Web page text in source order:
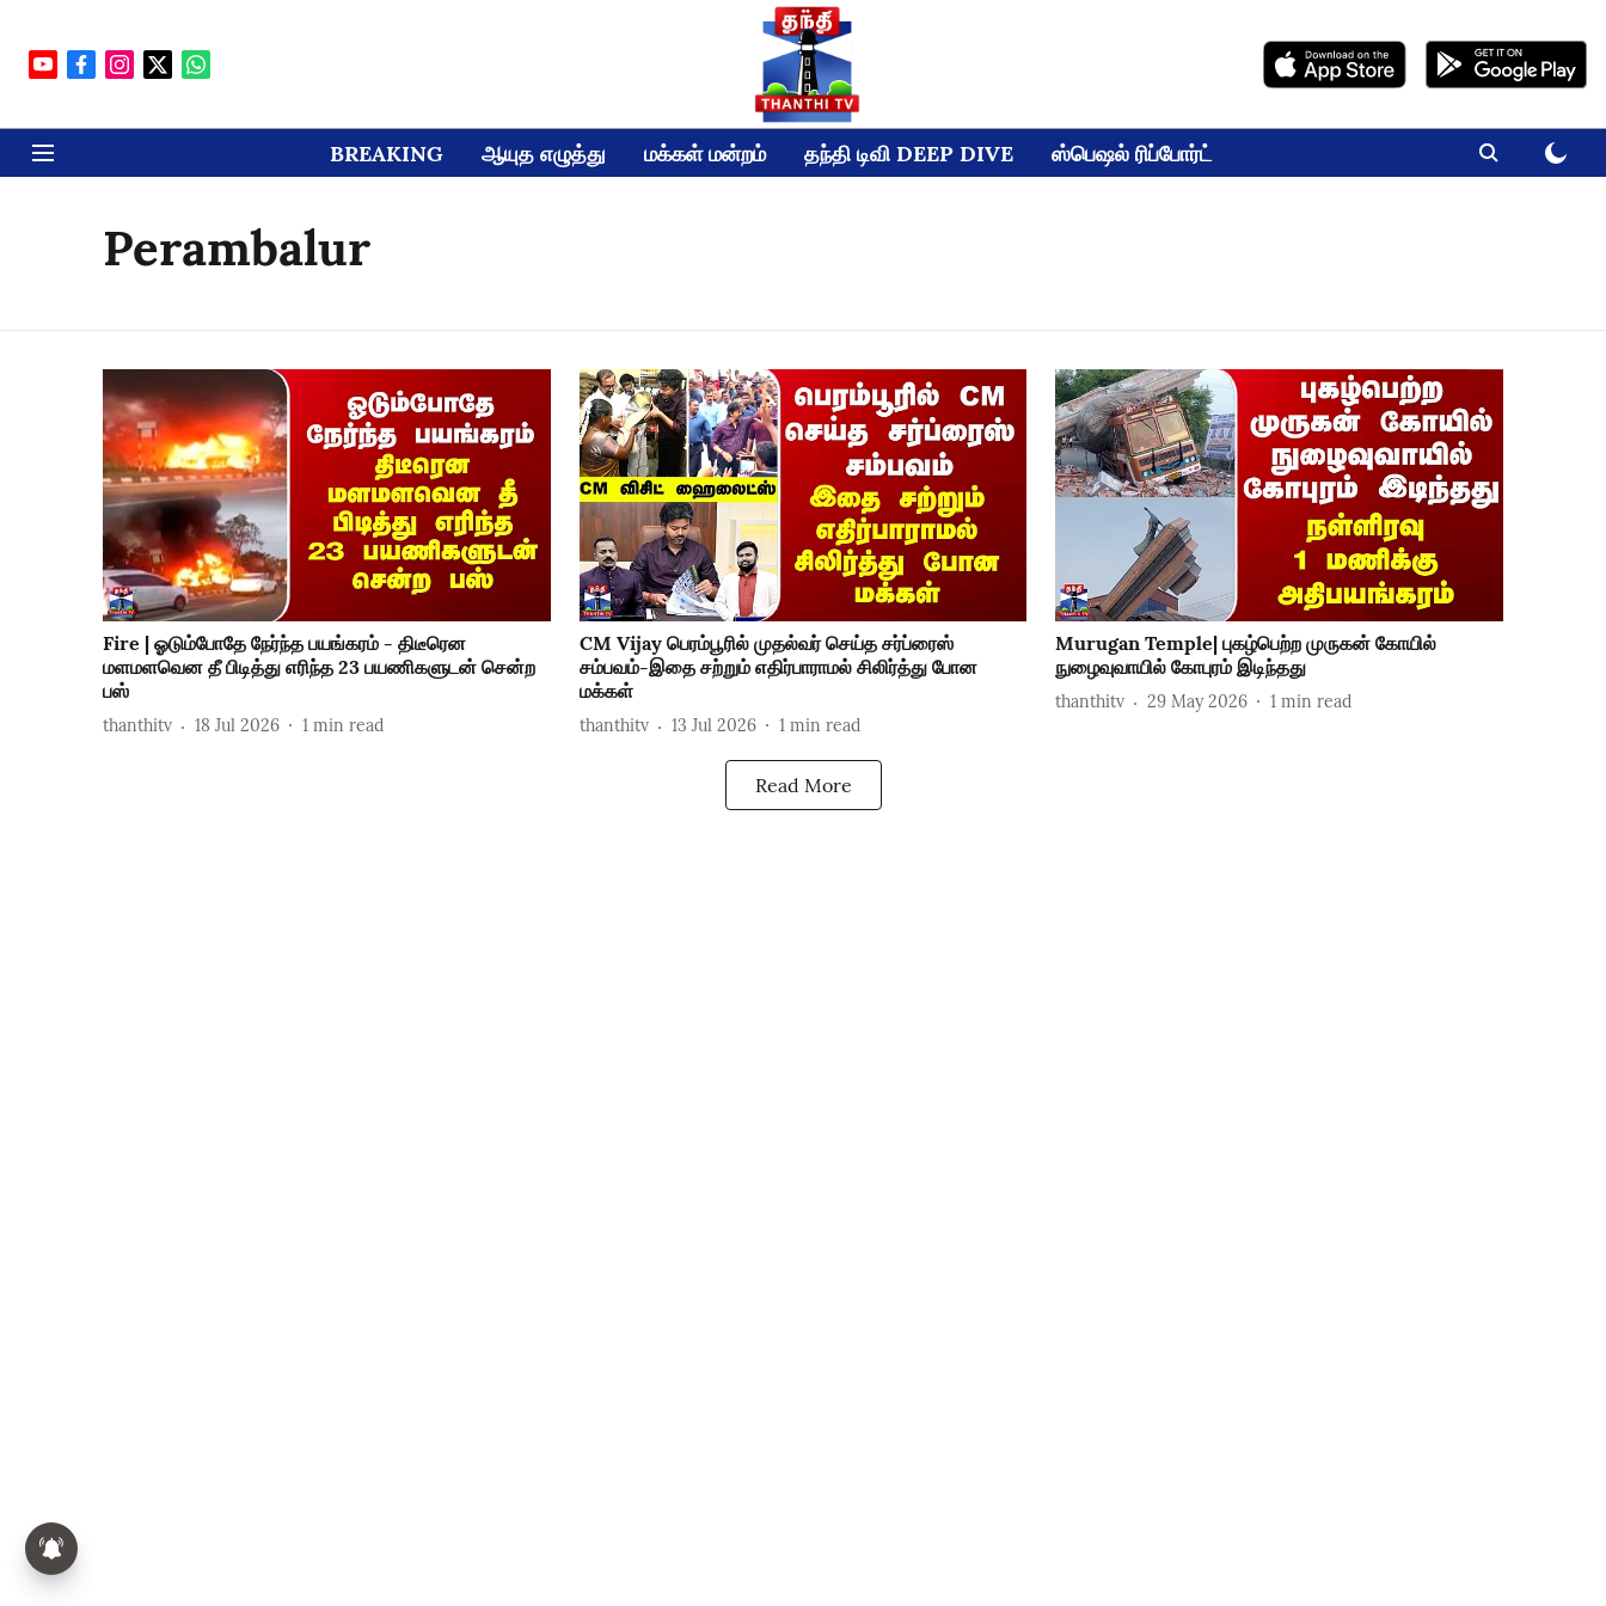
BREAKING ஆயுத எழுத்து மக்கள் மன்றம் தந்தி டிவி DEEP DIVE ஸ்பெஷல் ரிப்போர்ட்
Perambalur
Fire | ஓடும்போதே நேர்ந்த பயங்கரம் - திடீரென
மளமளவென தீ பிடித்து எரிந்த 23 பயணிகளுடன் சென்ற
பஸ்
thanthitv 18 Jul 2026 1 min read
CM Vijay பெரம்பூரில் முதல்வர் செய்த சர்ப்ரைஸ்
சம்பவம்-இதை சற்றும் எதிர்பாராமல் சிலிர்த்து போன
மக்கள்
thanthitv 13 Jul 2026 1 min read
Murugan Temple| புகழ்பெற்ற முருகன் கோயில்
நுழைவுவாயில் கோபுரம் இடிந்தது
thanthitv 29 May 2026 1 min read
Read More